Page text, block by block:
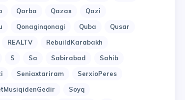
Qarba Qazax
Qazi
Qonaginqonagi Quba
Qusar
REALTV
RebuildKarabakh
S Sa Sabirabad
Sahib
Seniaxtariram
SerxioPeres
Soyq